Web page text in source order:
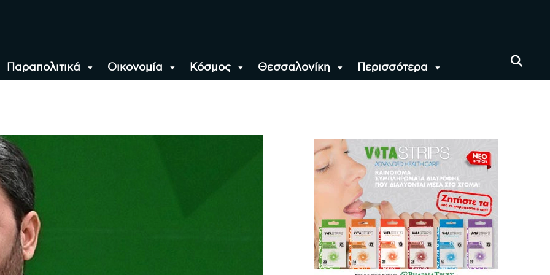
Παραπολιτικά Οικονομία Κόσμος Θεσσαλονίκη Περισσότερα